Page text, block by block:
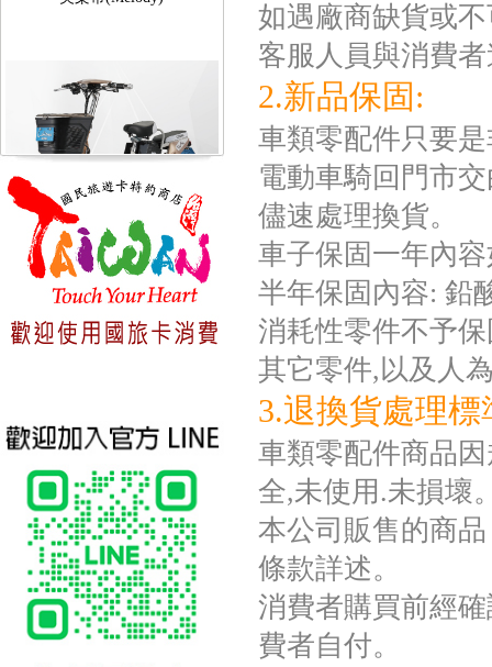
台北新北蘆洲永繹電動車可愛
馬18吋電動輔助自行車 CHT-
027
台北新北蘆洲永繹電動車業威
勝16吋電動輔助自行車:TSV19
美樂蒂(Melody)
如遇廠商缺貨或
客服人員與消費
2.新品保固:
車類零配件只要
電動車騎回門市
儘速處理換貨。
車子保固一年
半年保固內容: 鉛
消耗性零件不予
其它零件,以及人
3.退換貨處理標
車類零配件商品
全,未使用.未損壞
本公司販售的商
條款詳述。
消費者購買前經
費者自付。